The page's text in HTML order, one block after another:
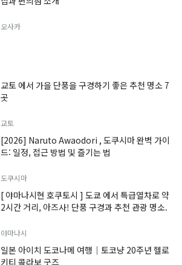
오사카
교토 에서 가을 단풍을 구경하기 좋은 추천 명소 7
곳
교토
[2026] Naruto Awaodori , 도쿠시마 완벽 가이
드: 일정, 접근 방법 및 즐기는 법
도쿠시마
[ 야마나시현 호쿠토시 ] 도쿄 에서 특급열차로 약
2시간 거리, 아즈사! 단풍 구경과 추천 관광 명소.
야마나시
일본 아이치 도코나메 여행｜토코냥 20주년 헬로
키티 콜라보 굿즈